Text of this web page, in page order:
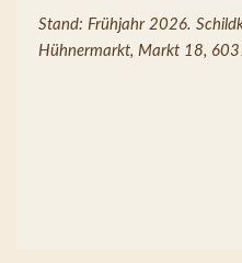
Stand: Frühjahr 2026.
Hühnermarkt, Markt 18,